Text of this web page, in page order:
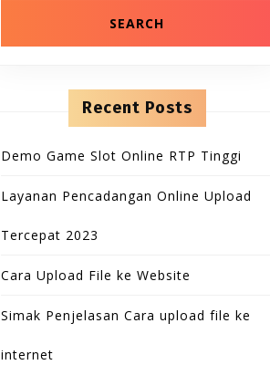
Recent Posts
Demo Game Slot Online RTP Tinggi
Layanan Pencadangan Online Upload
Tercepat 2023
Cara Upload File ke Website
Simak Penjelasan Cara upload file ke
internet